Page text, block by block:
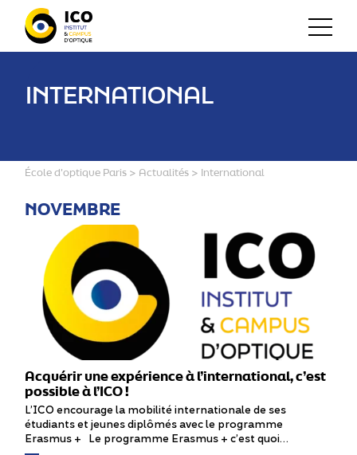
INTERNATIONAL
École d'optique Paris > Actualités > International
NOVEMBRE
Acquérir une expérience à l’international, c’est
possible à l’ICO !
L’ICO encourage la mobilité internationale de ses
étudiants et jeunes diplômés avec le programme
Erasmus + Le programme Erasmus + c’est quoi…